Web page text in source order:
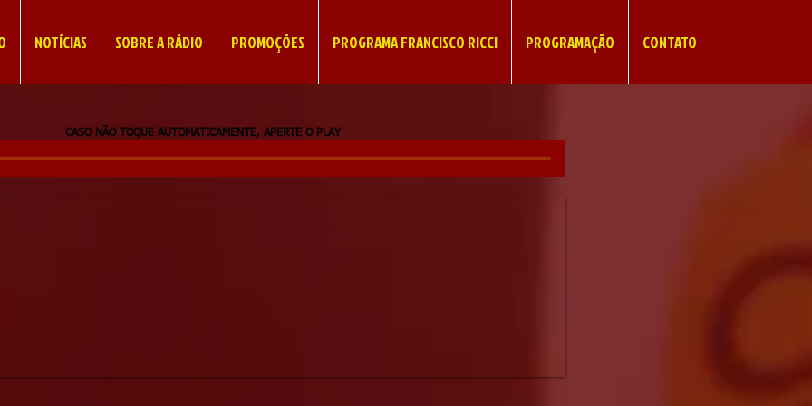
NOTÍCIAS SOBRE A RÁDIO PROMOÇÕES PROGRAMA FRANCISCO RICCI PROGRAMAÇÃO CONTATO
CASO NÃO TOQUE AUTOMATICAMENTE, APERTE O PLAY